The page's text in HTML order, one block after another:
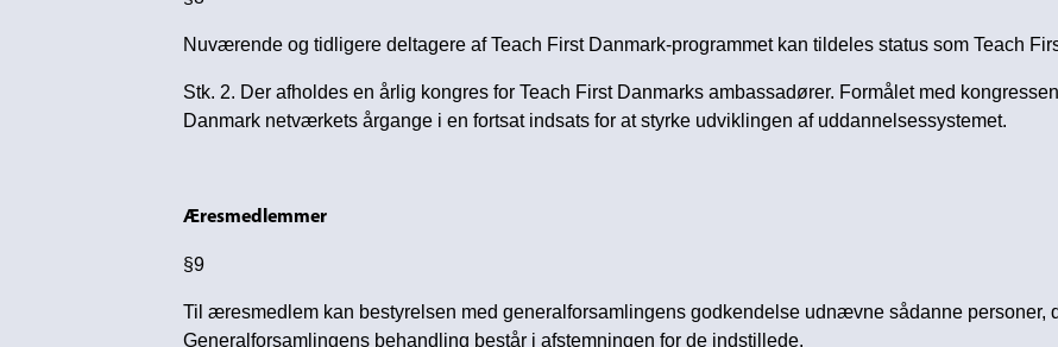
Nuværende og tidligere deltagere af Teach First Danmark-programmet kan tildeles status som Teach
Stk. 2. Der afholdes en årlig kongres for Teach First Danmarks ambassadører. Formålet med
Danmark netværkets årgange i en fortsat indsats for at styrke udviklingen af uddannelsessystemet.
Æresmedlemmer
§9
Til æresmedlem kan bestyrelsen med generalforsamlingens godkendelse udnævne sådanne personer,
Generalforsamlingens behandling består i afstemningen for de indstillede.